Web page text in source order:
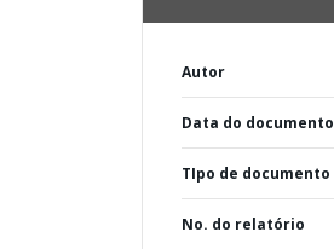
Autor
Data do documento
TIpo de documento
No. do relatório